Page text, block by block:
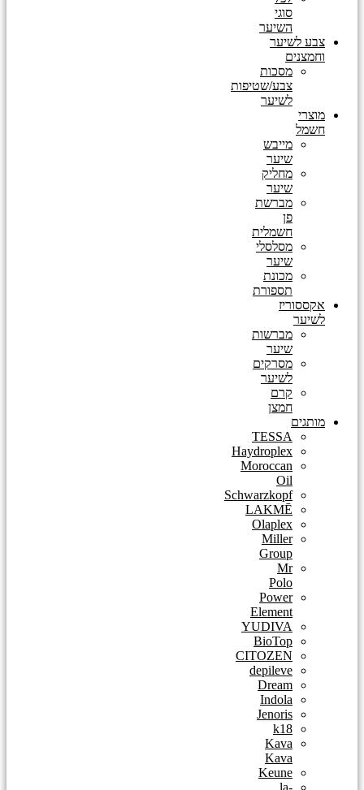
סוגי
השיער
צבע לשיער
וחמצנים
מסכות
צבע/שטיפות
לשיער
מוצרי
חשמל
מייבש
שיער
מחליק
שיער
מברשת
פן
חשמלית
מסלסלי
שיער
מכונת
תספורת
אקססוריז
לשיער
מברשות
שיער
מסרקים
לשיער
קרם
חמצן
מותגים
TESSA
Haydroplex
Moroccan
Oil
Schwarzkopf
LAKMĒ
Olaplex
Miller
Group
Mr
Polo
Power
Element
YUDIVA
BioTop
CITOZEN
depileve
Dream
Indola
Jenoris
k18
Kava
Kava
Keune
la-